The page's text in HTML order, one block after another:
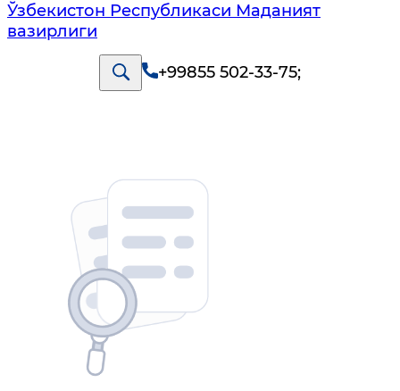
Ўзбекистон Республикаси Маданият
вазирлиги
+99855 502-33-75;